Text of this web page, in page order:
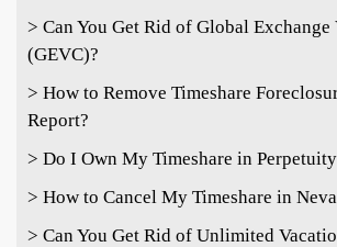
> Can You Get Rid of Global Exchange
(GEVC)?
> How to Remove Timeshare
Report?
> Do I Own My Timeshare in
> How to Cancel My Timeshare in
> Can You Get Rid of Unlimited